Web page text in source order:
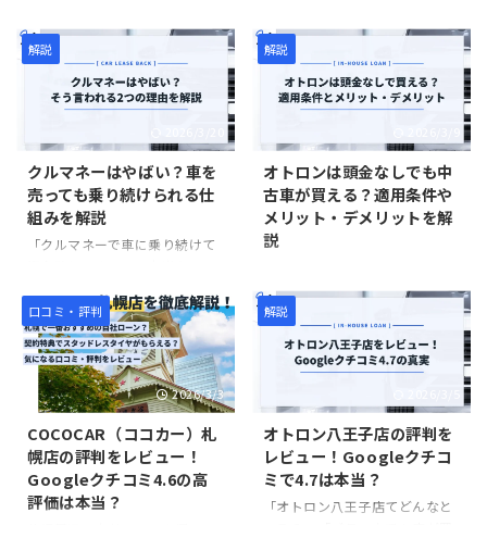
しているのでぜひ参考にしてみ
てください。 ＼最後にレクサス
がもらえるカーリース／ オリッ
クスカーリース公式サイトへ
（審査無料） KI ...
ースの月額比較を紹介していき
ます。 モビカリと他社カーリー
スの月額を比較したところ、ほ
とんどの車種でモビカリが一番
ーリースバックが注目されてい
ます。 クルマネーなら車を売却
し必要な資金を確保しつつ、車
にそのまま乗り続けることがで
きます。お金が必要だけど車は
選択肢のひとつです。 そこで本
記事では、クルマネーのサービ
ス内容や仕組み、メリット・デ
メリット、口コミ・評判をわか
りやすく解説しています。「ク
い」「実際に利用した人の声が
知りたい」という人は、ぜひ参
考にしてください。 クルマネー
...
うと総額はいくらなの？」「一
番おすすめの自社ローンはどこ
なの？」 圧倒的な積載容量と耐
久性により、事業用だけでなく
プライベート用としても人気が
ン）。銀行や信販会社のローン
を組めずに困っている人の中に
は、「自社ローンでハイエース
を買いたい」と考えている人も
多いでしょう。 結論から述べる
も購入できます。総額は車の状
態にもよりますが、200〜250
万円で購入できるケースが多い
です。そしてハイエースが買 ...
解説
クルマネーはやばい？車を
売っても乗り続けられる仕
組みを解説
「クルマネーで車に乗り続けて
たことないけどやばいサービス
なんじゃない？」 クルマネーを
利用するにあたって、「やば
い」「怪しい」といった声に不
安を覚える人は多いです。車の
リースバックは認知度が低く、
こうした意見が出てくるのも自
然です。 しかし結論から述べる
と、クルマネーはやばいサービ
スではなく、現金を素早く確保
解説
オトロンは頭金なしでも中
古車が買える？適用条件や
メリット・デメリットを解
説
えるって本当なの？」「頭金な
しで車を買うために条件ってあ
るの？」 オトロンを利用するに
あたって、頭金の有無について
気になる人は多いです。結論か
要で中古車を買える自社ローン
です。公式サイトにも「頭金・
保証人不要」と明記されていま
す。 ただし、頭金なしで中古車
を買うためには適用条件を満た
口コミ・評判
2026/3/3
COCOCAR（ココカー）札
幌店の評判をレビュー！
Googleクチコミ4.6の高
評価は本当？
解説
オトロン八王子店の評判を
レビュー！Googleクチコ
ミで4.7は本当？
「オトロン八王子店てどんなと